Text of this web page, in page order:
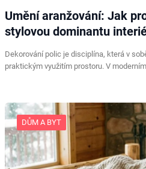
Umění aranžování: Jak
stylovou dominantu
Dekorování polic je disciplína, která v
praktickým využitím prostoru. V
DŮM A BYT